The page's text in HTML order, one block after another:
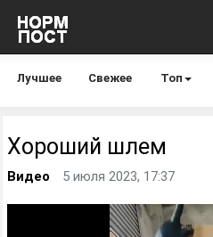
Лучшее Свежее Топ
Хороший шлем
Видео 5 июля 2023, 17:37